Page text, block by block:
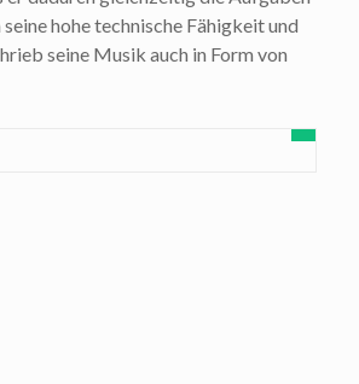
hohe technische Fähigkeit und
seine Musik auch in Form von